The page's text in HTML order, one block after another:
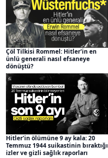
Çöl Tilkisi Rommel: Hitler'in en
ünlü generali nasıl efsaneye
dönüştü?
Hitler'in ölümüne 9 ay kala: 20
Temmuz 1944 suikastinin bıraktığı
izler ve gizli sağlık raporları